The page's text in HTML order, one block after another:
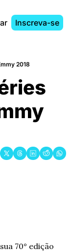
Inscreva-se
2018
70° edição